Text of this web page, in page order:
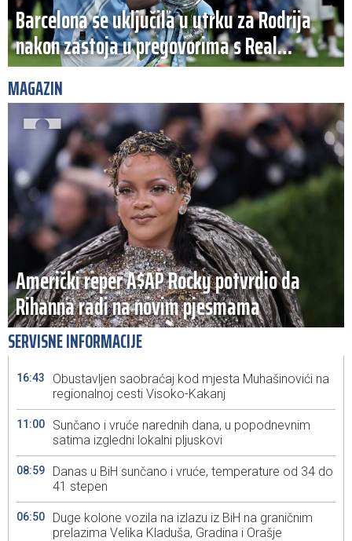
Barcelona se uključila u utrku za Rodrija
nakon zastoja u pregovorima s Real
Madridom
MAGAZIN
Američki reper A$AP Rocky potvrdio da
Rihanna radi na novim pjesmama
SERVISNE INFORMACIJE
16:43
Obustavljen saobraćaj kod mjesta Muhašinovići na
regionalnoj cesti Visoko-Kakanj
11:00
Sunčano i vruće narednih dana, u popodnevnim
satima izgledni lokalni pljuskovi
08:59
Danas u BiH sunčano i vruće, temperature od 34 do
41 stepen
06:50
Duge kolone vozila na izlazu iz BiH na graničnim
prelazima Velika Kladuša, Gradina i Orašje